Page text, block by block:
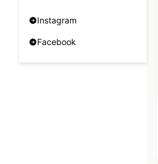
Instagram
Facebook